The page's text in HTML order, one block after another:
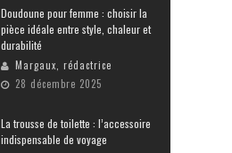
Doudoune pour femme : choisir la
pièce idéale entre style, chaleur et
durabilité
Margaux, rédactrice
28 décembre 2025
La trousse de toilette : l’accessoire
indispensable de voyage